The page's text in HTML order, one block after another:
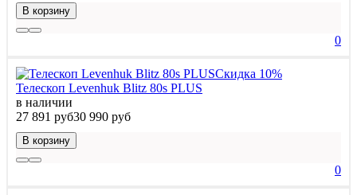
В корзину
0
Скидка 10%
Телескоп Levenhuk Blitz 80s PLUS
в наличии
27 891 руб30 990 руб
В корзину
0